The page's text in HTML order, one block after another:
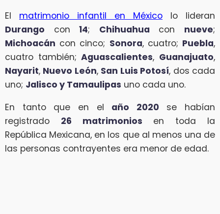
El matrimonio infantil en México lo lideran
Durango con14; Chihuahua con nueve;
Michoacán con cinco; Sonora, cuatro; Puebla,
cuatro también;Aguascalientes, Guanajuato,
Nayarit, Nuevo León, San Luis Potosí, dos cada
uno; Jalisco y Tamaulipas uno cada uno.
En tanto que en el año 2020 se habían
registrado 26 matrimonios en toda la
República Mexicana, en los que al menos una de
las personas contrayentes era menor de edad.